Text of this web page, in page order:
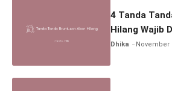
4 Tanda
Hilang Wajib
Dhika November